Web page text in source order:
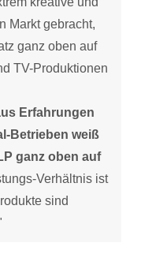
Markt gebracht,
ganz oben auf
TV-Produktionen
Erfahrungen
Betrieben weiß
ganz oben auf
Verhältnis ist
sind